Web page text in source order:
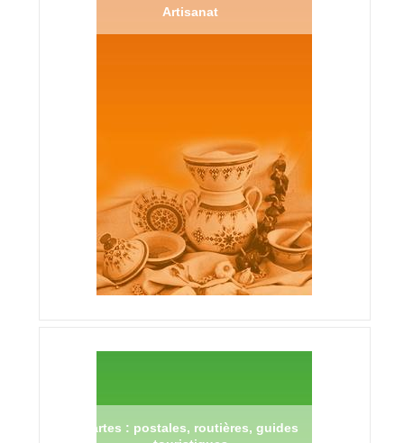
Artisanat
Cartes : postales, routières, guides